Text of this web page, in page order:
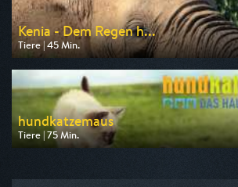
Kenia - Dem Regen h...
Tiere | 45 Min.
Ausgestrahlt von arte
am 06.08.2026, 17:50
hundkatzemaus
Tiere | 75 Min.
Ausgestrahlt von VOX